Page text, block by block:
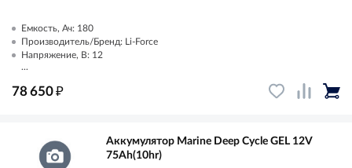
Емкость, Ач: 180
Производитель/Бренд: Li-Force
Напряжение, В: 12
...
78 650₽
Аккумулятор Marine Deep Cycle GEL 12V
75Ah(10hr)